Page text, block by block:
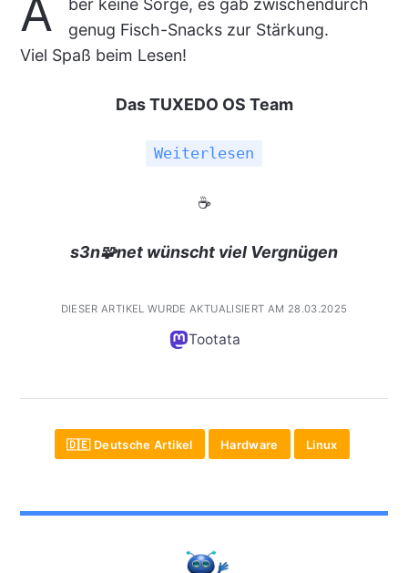
A
ber keine Sorge, es gab zwischendurch
genug Fisch-Snacks zur Stärkung.
Viel Spaß beim Lesen!
Das TUXEDO OS Team
Weiterlesen
☕
s3n🧩net wünscht viel Vergnügen
DIESER ARTIKEL WURDE AKTUALISIERT AM 28.03.2025
Tootata
🇩🇪 Deutsche Artikel Hardware Linux